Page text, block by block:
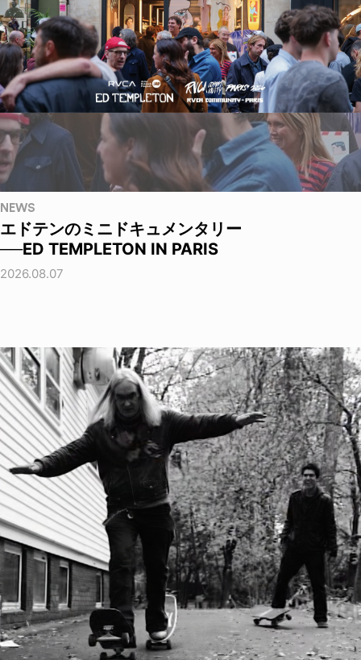
NEWS
エドテンのミニドキュメンタリー
──ED TEMPLETON IN PARIS
2026.08.07